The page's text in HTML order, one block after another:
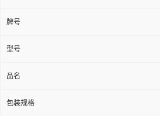
牌号
型号
品名
包装规格